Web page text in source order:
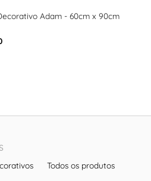
Adam - 60cm x 90cm
Todos os produtos